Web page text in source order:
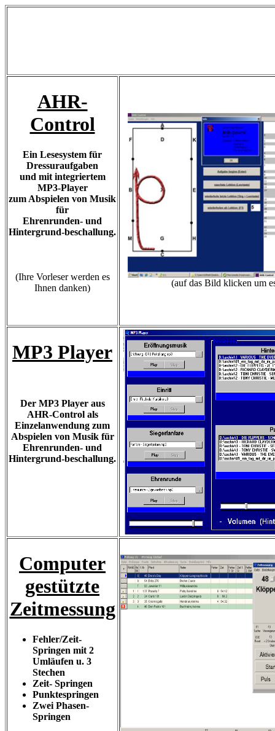
AHR-
Control
Ein Lesesystem für
Dressuraufgaben
und mit integriertem
MP3-Player
zum Abspielen von Musik
für
Ehrenrunden- und
Hintergrund-beschallung.
(Ihre Vorleser werden es
Ihnen danken)
(auf das Bild klicken um
MP3 Player
Der MP3 Player aus
AHR-Control als
Einzelanwendung zum
Abspielen von Musik für
Ehrenrunden- und
Hintergrund-beschallung.
Computer
gestützte
Zeitmessung
Fehler/Zeit-
Springen mit 2
Umläufen u. 3
Stechen
Zeit- Springen
Punktespringen
Zwei Phasen-
Springen